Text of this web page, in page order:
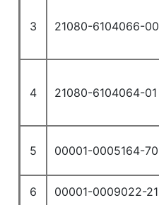
3 21080-6104066-00
4 21080-6104064-01
5 00001-0005164-70
6 00001-0009022-21